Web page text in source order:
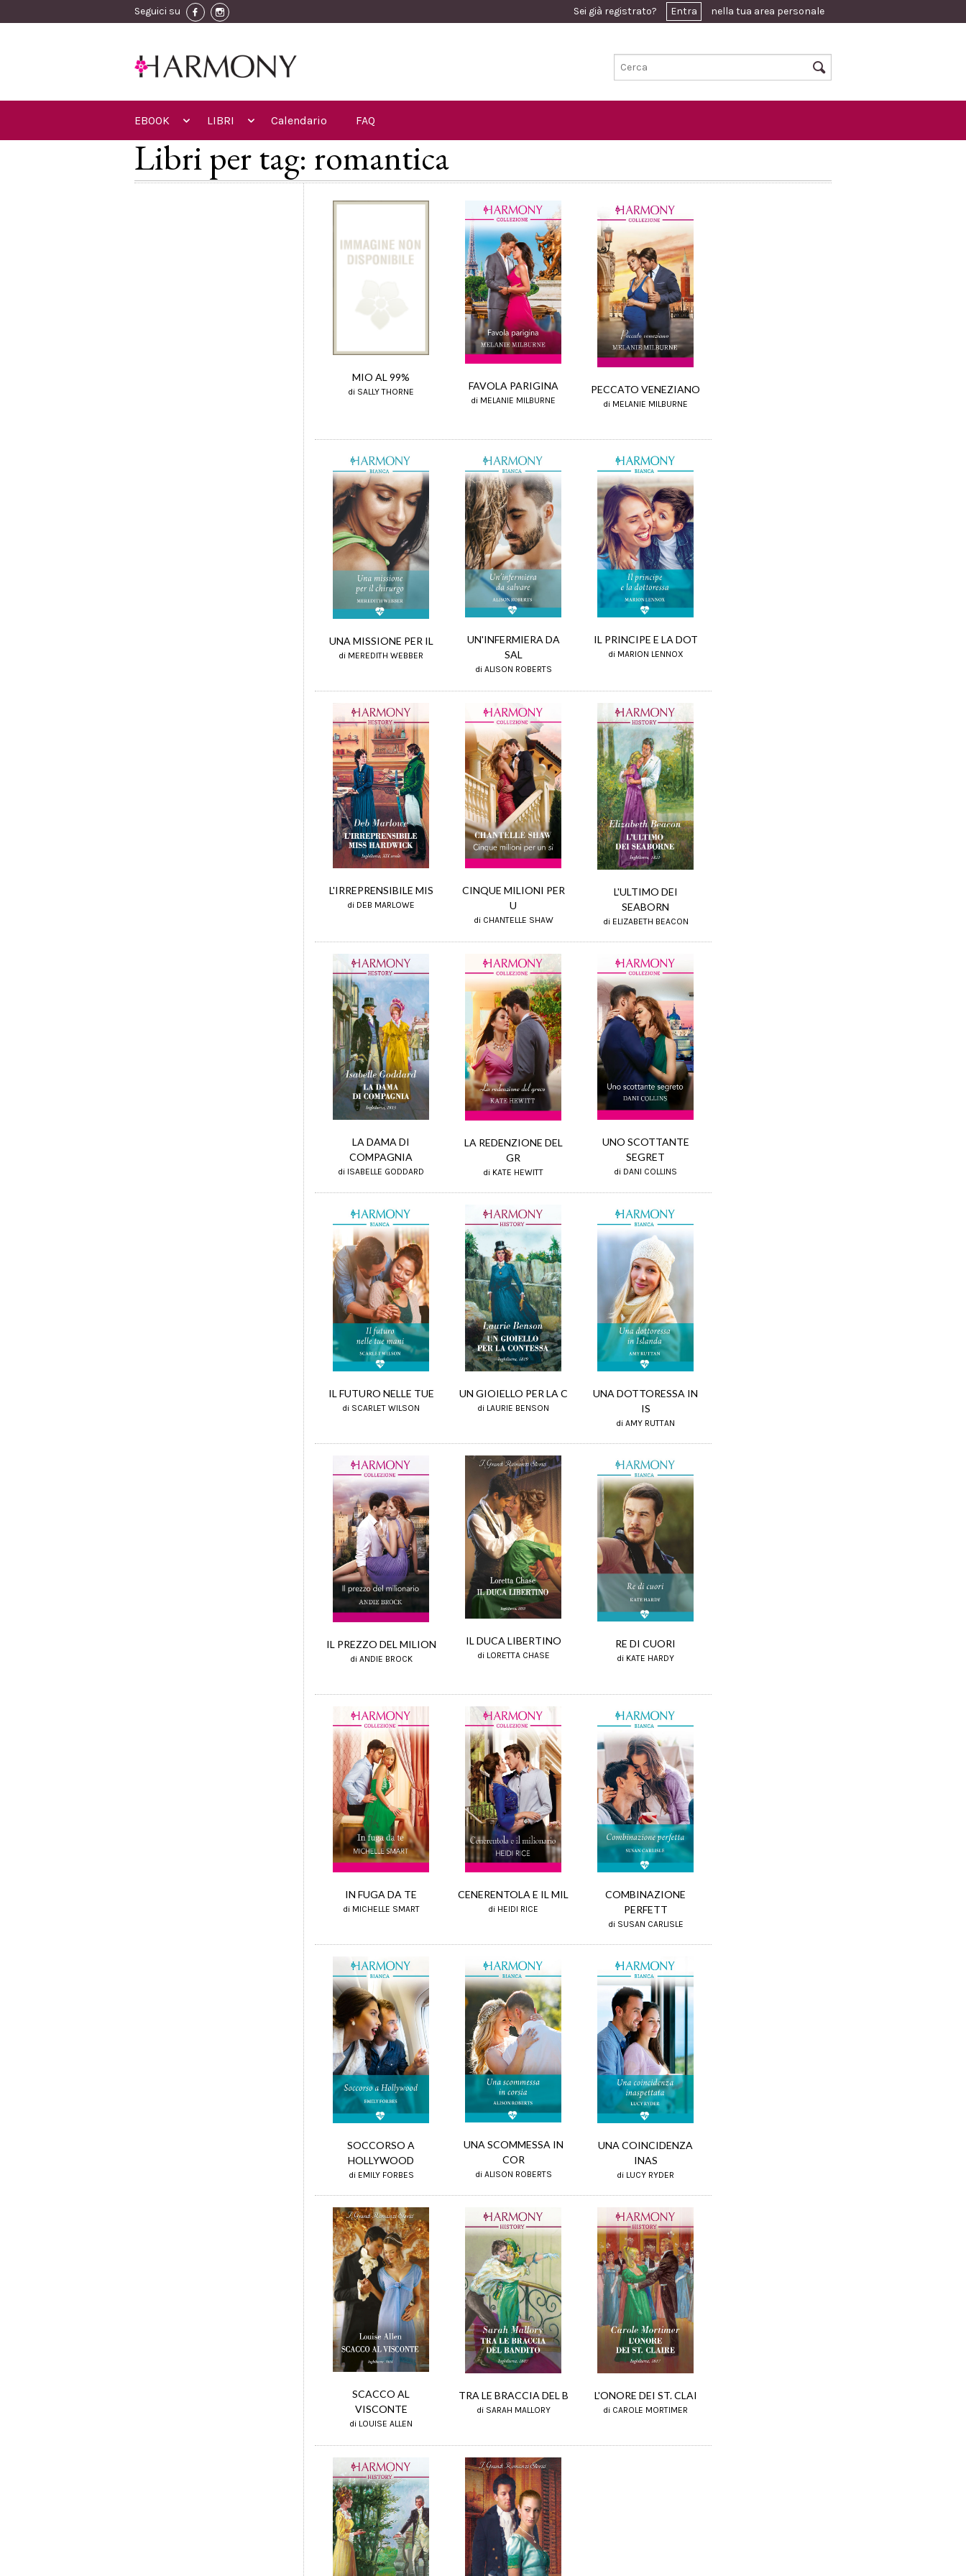
Seguici su Sei già registrato? Entra nella tua area personale
EBOOK LIBRI Calendario FAQ
Libri per tag: romantica
MIO AL 99%
di SALLY THORNE FAVOLA PARIGINA
di MELANIE MILBURNE
PECCATO VENEZIANO
di MELANIE MILBURNE
UNA MISSIONE PER IL
di MEREDITH WEBBER
UN'INFERMIERA DA
SAL
di ALISON ROBERTS
IL PRINCIPE E LA DOT
di MARION LENNOX
L'IRREPRENSIBILE MIS
di DEB MARLOWE
CINQUE MILIONI PER
U
di CHANTELLE SHAW
L'ULTIMO DEI
SEABORN
di ELIZABETH BEACON
LA DAMA DI
COMPAGNIA
di ISABELLE GODDARD
LA REDENZIONE DEL
GR
di KATE HEWITT
UNO SCOTTANTE
SEGRET
di DANI COLLINS
IL FUTURO NELLE TUE
di SCARLET WILSON
UN GIOIELLO PER LA C
di LAURIE BENSON
UNA DOTTORESSA IN
IS
di AMY RUTTAN
IL PREZZO DEL MILION
di ANDIE BROCK
IL DUCA LIBERTINO
di LORETTA CHASE
RE DI CUORI
di KATE HARDY
IN FUGA DA TE
di MICHELLE SMART
CENERENTOLA E IL MIL
di HEIDI RICE
COMBINAZIONE
PERFETT
di SUSAN CARLISLE
SOCCORSO A
HOLLYWOOD
di EMILY FORBES
UNA SCOMMESSA IN
COR
di ALISON ROBERTS
UNA COINCIDENZA
INAS
di LUCY RYDER
SCACCO AL
VISCONTE
di LOUISE ALLEN
TRA LE BRACCIA DEL B
di SARAH MALLORY
L'ONORE DEI ST. CLAI
di CAROLE MORTIMER